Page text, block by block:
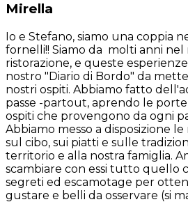
Mirella
Io e Stefano, siamo una coppia
fornelli!! Siamo da molti anni
ristorazione, e queste
nostro "Diario di Bordo" da
nostri ospiti. Abbiamo fatto
passe -partout, aprendo le porte
ospiti che provengono da ogni
Abbiamo messo a disposizione
sul cibo, sui piatti e sulle
territorio e alla nostra famiglia.
scambiare con essi tutto quello
segreti ed escamotage per
gustare e belli da osservare (si